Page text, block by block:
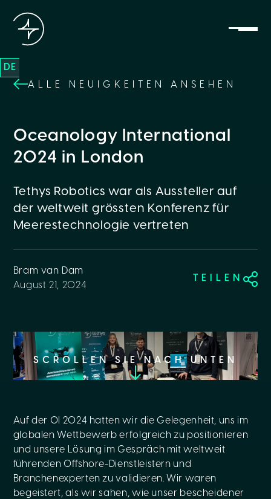
DE
ALLE NEUIGKEITEN ANSEHEN
Oceanology International
2024 in London
Tethys Robotics war als Aussteller auf
der weltweit grössten Konferenz für
Meerestechnologie vertreten
Bram van Dam
August 21, 2024
TEILEN
SCROLLEN SIE NACH UNTEN
Auf der OI 2024 hatten wir die Gelegenheit, uns im
globalen Wettbewerb erfolgreich zu positionieren
und unsere Lösung im Gespräch mit weltweit
führenden Offshore-Dienstleistern und
Branchenexperten zu validieren. Wir waren
begeistert, als wir sahen, wie unser bescheidener